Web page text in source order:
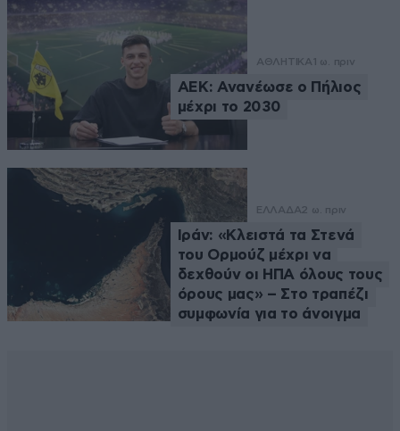
ΑΘΛΗΤΙΚΑ 1 ω. πριν
ΑΕΚ: Ανανέωσε ο Πήλιος
μέχρι το 2030
ΕΛΛΑΔΑ2 ω. πριν
Ιράν: «Κλειστά τα Στενά
του Ορμούζ μέχρι να
δεχθούν οι ΗΠΑ όλους τους
όρους μας» – Στο τραπέζι
συμφωνία για το άνοιγμα